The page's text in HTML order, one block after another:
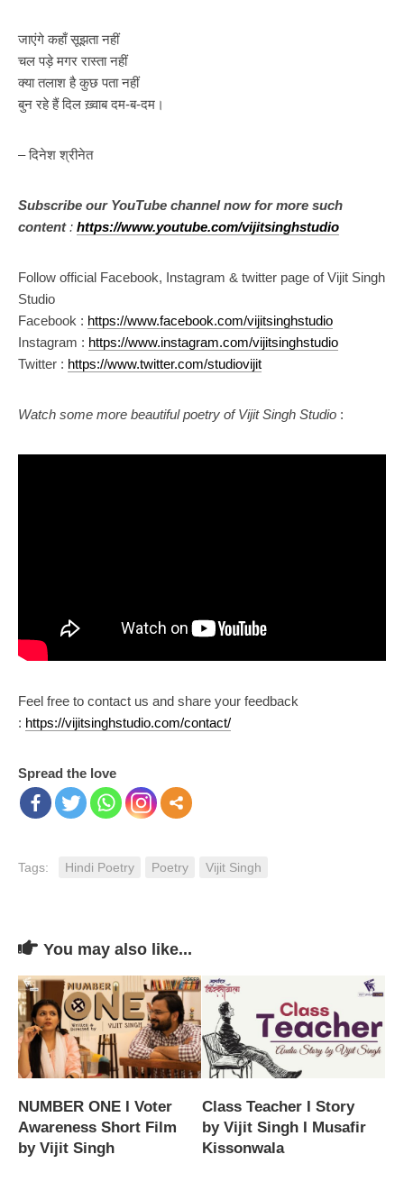
जाएंगे कहाँ सूझता नहीं
चल पड़े मगर रास्ता नहीं
क्या तलाश है कुछ पता नहीं
बुन रहे हैं दिल ख़्वाब दम-ब-दम।
– दिनेश श्रीनेत
Subscribe our YouTube channel now for more such
content: https://www.youtube.com/vijitsinghstudio
Follow official Facebook, Instagram & twitter page of Vijit Singh
Studio
Facebook : https://www.facebook.com/vijitsinghstudio
Instagram : https://www.instagram.com/vijitsinghstudio
Twitter : https://www.twitter.com/studiovijit
Watch some more beautiful poetry of Vijit Singh Studio :
Feel free to contact us and share your feedback
: https://vijitsinghstudio.com/contact/
Spread the love
Tags: Hindi Poetry Poetry Vijit Singh
You may also like...
NUMBER ONE I Voter
Awareness Short Film
by Vijit Singh
Class Teacher I Story
by Vijit Singh I Musafir
Kissonwala